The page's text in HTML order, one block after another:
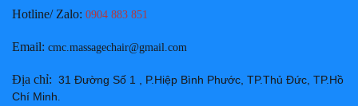
Thuận chuyên nghiệp uy tín giá rẻ nhất
Hotline/ Zalo: 0904 883 851
Email: cmc.massagechair@gmail.com
Địa chỉ: 31 Đường Số 1 , P.Hiệp Bình Phước, TP.Thủ Đức, TP.Hồ
Chí Minh.